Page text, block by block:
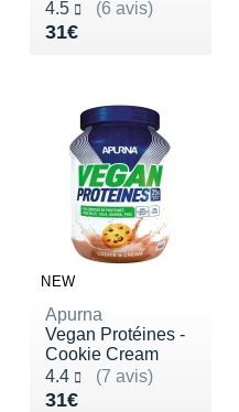
4.5
(6 avis)
Noté 4.5 sur 5
31€
Vendu 31€
NEW
Apurna
Vegan Protéines -
Cookie Cream
4.4
(7 avis)
Noté 4.4 sur 5
31€
Vendu 31€